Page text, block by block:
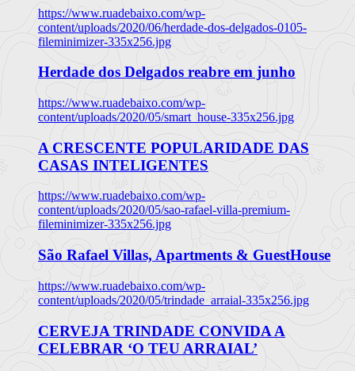
https://www.ruadebaixo.com/wp-
content/uploads/2020/06/herdade-dos-delgados-0105-
fileminimizer-335x256.jpg
Herdade dos Delgados reabre em junho
https://www.ruadebaixo.com/wp-
content/uploads/2020/05/smart_house-335x256.jpg
A CRESCENTE POPULARIDADE DAS
CASAS INTELIGENTES
https://www.ruadebaixo.com/wp-
content/uploads/2020/05/sao-rafael-villa-premium-
fileminimizer-335x256.jpg
São Rafael Villas, Apartments & GuestHouse
https://www.ruadebaixo.com/wp-
content/uploads/2020/05/trindade_arraial-335x256.jpg
CERVEJA TRINDADE CONVIDA A
CELEBRAR ‘O TEU ARRAIAL’